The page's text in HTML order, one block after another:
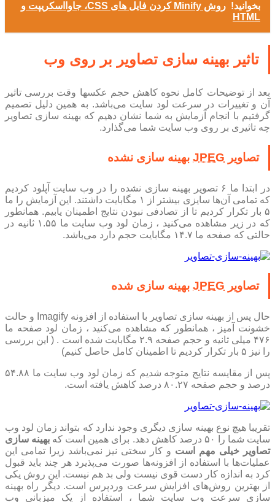
بخوانید!
روش Minify کردن فایل های CSS، جاوااسکریپت و
HTML
تاثیر بهینه سازی تصاویر بر روی وب
بعد از توضیحات کامل نحوه کاهش حجم عکسها وقت بررسی تاثیر
آن و تغییرات در سرعت لود سایت می‌باشد. به همین دلیل تصمیم
گرفتیم با انجام آزمایش به شما نشان دهیم که بهینه سازی تصاویر
چه تاثیری بر روی وب سایت شما می‌گذارد.
تصاویر JPEG بهینه سازی نشده
در ابتدا ما ۶ تصویر بهینه سازی نشده را در وب سایت آپلود کردیم
که تمامی آن‌ها سایزی بیشتر از ۱ مگابایت داشتند. این آزمایش را ما
۵ بار تکرار کردیم تا از تصادفی نبودن نتایج اطمینان یابیم. همانطور
که در زیر مشاهده می‌کنید ، زمان لود وب سایت ما ۱.۵۵ ثانیه در
حالتی که صفحه ما ۱۴.۷ مگابایت حجم دارد می‌باشد.
تصاویر JPEG بهینه سازی شده
حال پس از بهینه سازی تصاویر با استفاده از افزونه Imagify و حالت
خشونت آمیز ، همانطور که مشاهده می‌کنید ، زمان لود صفحه ما
۴۷۶ میلی ثانیه و حجم صفحه ۲.۹ مگابایت شده است . ( این بررسی
را نیز ۵ بار تکرار کردیم تا اطمینان کامل حاصل کنیم)
پس از مقایسه نتایج متوجه شدیم که زمان لود وب سایت ما ۵۴.۸۸
درصد و حجم صفحه ۸۰.۲۷ درصد کاهش یافته است.
تقریبا هیچ نوع بهینه سازی دیگری وجود ندارد که بتواند زمان لود وب
سایت شما را ۵۰ درصد کاهش دهد. برای همین است که
بهینه سازی
تصاویر خیلی مهم است و کار سختی نیز نمی‌باشد زیرا تمامی این
عملیات‌ها با استفاده از افزونه‌ها صورت می‌پذیرد هر چند باید قبول
کرد به اندازه کار دست قوی نیست ولی بد هم نیست. این روش یکی
از بهترین روش‌های افزایش سرعت وردپرس است. دیگر راه بهینه
سازی سرعت وب سایت شما ، استفاده از یک میزبانی وب